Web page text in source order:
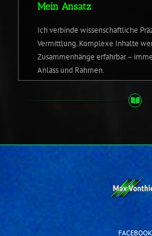
Mein Ansatz
Ich verbinde wissenschaftliche
Vermittlung. Komplexe Inhalte
Zusammenhänge erfahrbar –
Anlass und Rahmen.
FACEBOOK